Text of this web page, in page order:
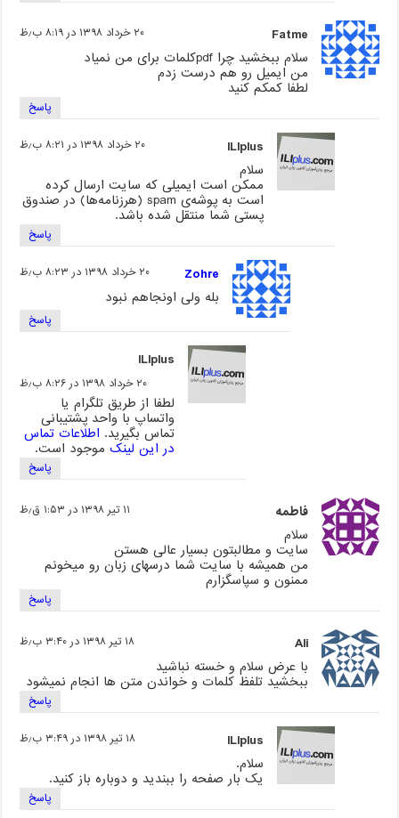
Fatme ۲۰ خرداد ۱۳۹۸ در ۸:۱۹ ب٫ظ
سلام ببخشید چرا pdfکلمات برای من نمیاد
من ایمیل رو هم درست زدم
لطفا کمکم کنید
پاسخ
ILIplus ۲۰ خرداد ۱۳۹۸ در ۸:۲۱ ب٫ظ
سلام
ممکن است ایمیلی که سایت ارسال کرده
است به پوشه‌ی spam (هرزنامه‌ها) در صندوق
پستی شما منتقل شده باشد.
پاسخ
Zohre ۲۰ خرداد ۱۳۹۸ در ۸:۲۳ ب٫ظ
بله ولی اونجاهم نبود
پاسخ
ILIplus
۲۰ خرداد ۱۳۹۸ در ۸:۲۶ ب٫ظ
لطفا از طریق تلگرام یا
واتساپ با واحد پشتیبانی
تماس بگیرید. اطلاعات تماس
در این لینک موجود است.
پاسخ
فاطمه ۱۱ تیر ۱۳۹۸ در ۱:۵۳ ق٫ظ
سلام
سایت و مطالبتون بسیار عالی هستن
من همیشه با سایت شما درسهای زبان رو میخونم
ممنون و سپاسگزارم
پاسخ
Ali ۱۸ تیر ۱۳۹۸ در ۳:۴۰ ب٫ظ
با عرض سلام و خسته نباشید
ببخشید تلفظ کلمات و خواندن متن ها انجام نمیشود
پاسخ
ILIplus ۱۸ تیر ۱۳۹۸ در ۳:۴۹ ب٫ظ
سلام.
یک بار صفحه را ببندید و دوباره باز کنید.
پاسخ